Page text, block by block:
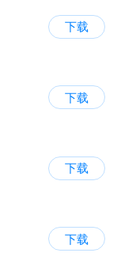
下载
下载
下载
下载